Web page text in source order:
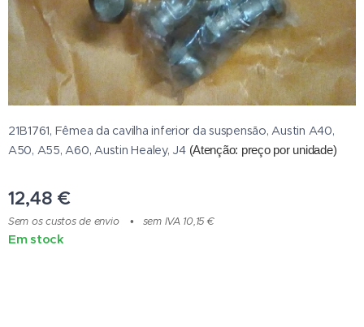
21B1761, Fêmea da cavilha inferior da suspensão, Austin A40,
A50, A55, A60, Austin Healey, J4 (Atenção: preço por unidade)
12,48 €
Sem os custos de envio sem IVA 10,15 €
Em stock